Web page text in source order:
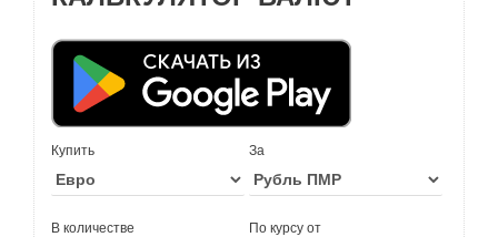
Купить За
В количестве По курсу от